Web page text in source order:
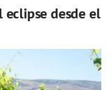
eclipse desde el